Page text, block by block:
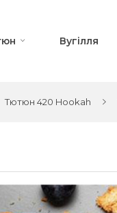
Вугілля
Тютюн 420 Hookah